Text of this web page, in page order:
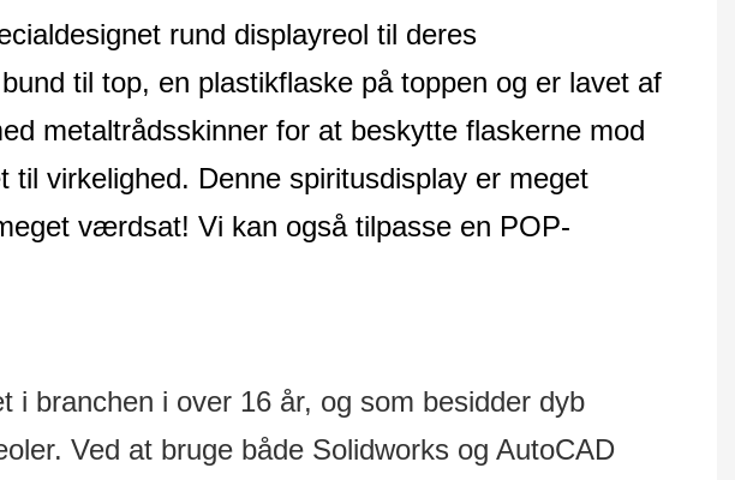
rund displayreol til deres
til top, en plastikflaske på toppen og er lavet af
metaltrådsskinner for at beskytte flaskerne mod
virkelighed. Denne spiritusdisplay er meget
værdsat! Vi kan også tilpasse en POP-
branchen i over 16 år, og som besidder dyb
Ved at bruge både Solidworks og AutoCAD